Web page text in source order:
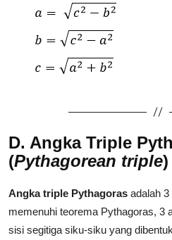
D. Angka Triple
(Pythagorean triple)
Angka triple Pythagoras adalah
memenuhi teorema Pythagoras, 3
sisi segitiga siku-siku yang